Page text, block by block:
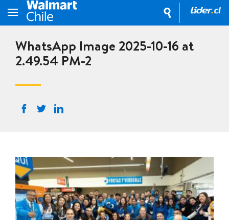
WhatsApp Image 2025-10-16 at
2.49.54 PM-2